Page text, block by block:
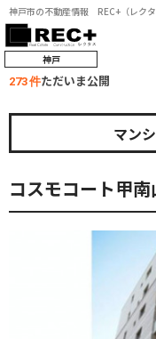
神戸市の不動産情報 REC+（レク
神戸
273 件ただいま公開
コスモコート甲
マン